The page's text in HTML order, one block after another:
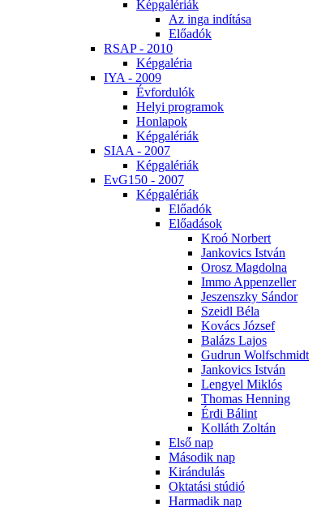
Kép­ga­lé­ri­ák
Az in­ga in­dí­tá­sa
Elő­adók
RSAP - 2010
Kép­ga­lé­ria
IYA - 2009
Év­for­du­lók
He­lyi prog­ra­mok
Hon­la­pok
Kép­ga­lé­ri­ák
SI­AA - 2007
Kép­ga­lé­ri­ák
EvG150 - 2007
Kép­ga­lé­ri­ák
Elő­adók
Elő­adá­sok
Kroó Nor­bert
Jan­ko­vics Ist­ván
Orosz Mag­dol­na
Im­mo Ap­pen­zel­ler
Je­szensz­ky Sán­dor
Szeidl Bé­la
Ko­vács Jó­zsef
Ba­lázs La­jos
Gud­run Wolfsch­midt
Jan­ko­vics Ist­ván
Len­gyel Mik­lós
Tho­mas Hen­ning
Ér­di Bá­lint
Kol­láth Zol­tán
El­ső nap
Má­so­dik nap
Ki­rán­du­lás
Ok­ta­tá­si stú­dió
Har­ma­dik nap